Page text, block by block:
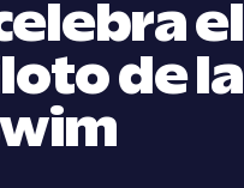
el
de la